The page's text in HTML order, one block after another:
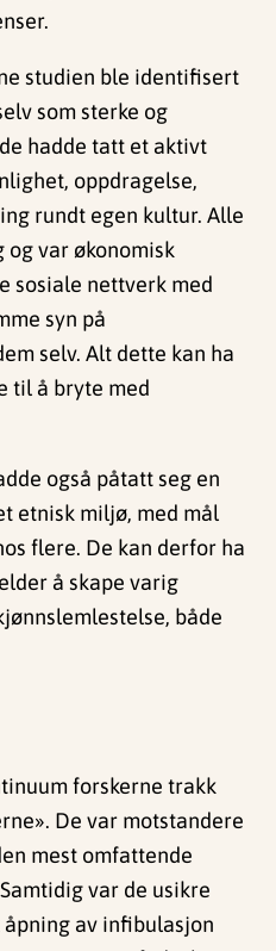
studien ble identifisert
som sterke og
hadde tatt et aktivt
oppdragelse,
rundt egen kultur. Alle
og var økonomisk
sosiale nettverk med
syn på
selv. Alt dette kan ha
til å bryte med
også påtatt seg en
etnisk miljø, med mål
flere. De kan derfor ha
å skape varig
både
forskerne trakk
De var motstandere
mest omfattende
var de usikre
av infibulasjon